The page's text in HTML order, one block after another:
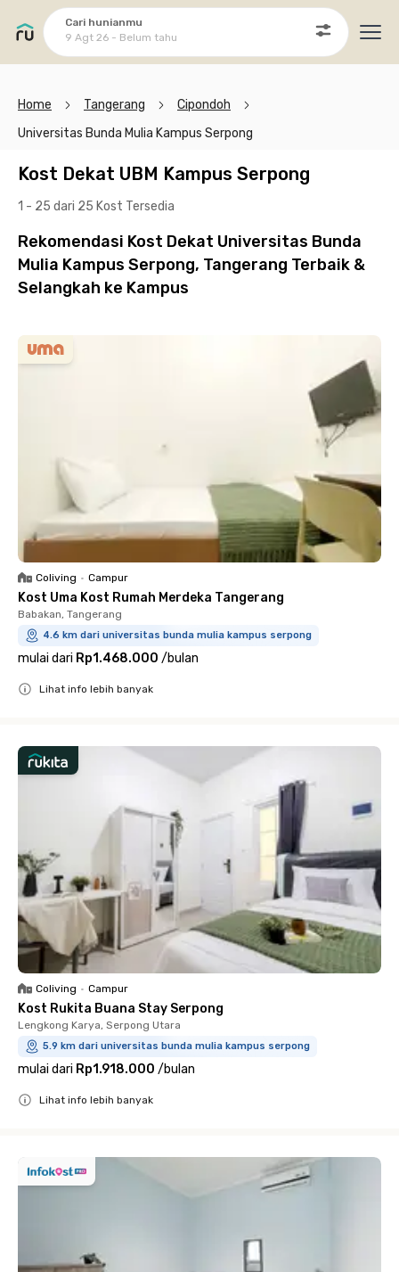
Cari hunianmu
9 Agt 26 - Belum tahu
Home Tangerang
Cipondoh
Universitas Bunda Mulia Kampus Serpong
Kost Dekat UBM Kampus Serpong
1 - 25 dari 25 Kost Tersedia
Rekomendasi Kost Dekat Universitas Bunda
Mulia Kampus Serpong, Tangerang Terbaik &
Selangkah ke Kampus
Coliving • Campur
Kost Uma Kost Rumah Merdeka Tangerang
Babakan, Tangerang
4.6 km dari universitas bunda mulia kampus serpong
mulai dari Rp1.468.000 /bulan
Lihat info lebih banyak
Coliving • Campur
Kost Rukita Buana Stay Serpong
Lengkong Karya, Serpong Utara
5.9 km dari universitas bunda mulia kampus serpong
mulai dari Rp1.918.000 /bulan
Lihat info lebih banyak